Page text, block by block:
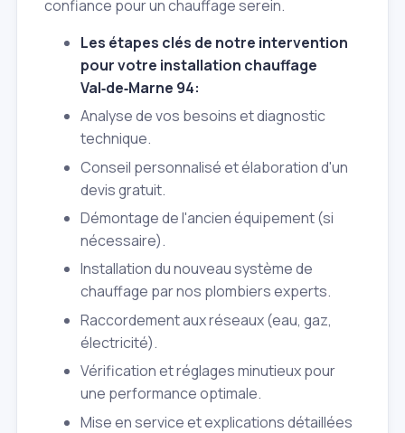
confiance pour un chauffage serein.
Les étapes clés de notre intervention
pour votre installation chauffage
Val‑de‑Marne 94:
Analyse de vos besoins et diagnostic
technique.
Conseil personnalisé et élaboration d'un
devis gratuit.
Démontage de l'ancien équipement (si
nécessaire).
Installation du nouveau système de
chauffage par nos plombiers experts.
Raccordement aux réseaux (eau, gaz,
électricité).
Vérification et réglages minutieux pour
une performance optimale.
Mise en service et explications détaillées